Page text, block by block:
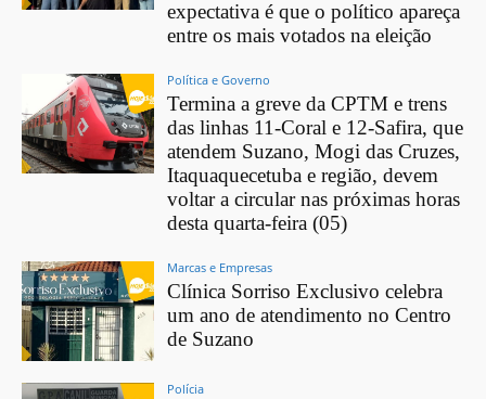
expectativa é que o político apareça
entre os mais votados na eleição
Política e Governo
Termina a greve da CPTM e trens
das linhas 11-Coral e 12-Safira, que
atendem Suzano, Mogi das Cruzes,
Itaquaquecetuba e região, devem
voltar a circular nas próximas horas
desta quarta-feira (05)
Marcas e Empresas
Clínica Sorriso Exclusivo celebra
um ano de atendimento no Centro
de Suzano
Polícia